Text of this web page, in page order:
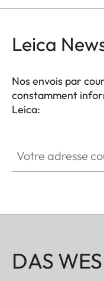
Leica
Nos envois par
constamment
Leica:
DAS